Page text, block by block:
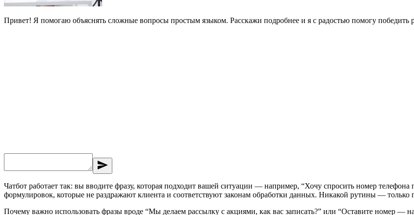
Привет! Я помогаю объяснять сложные вопросы простым языком. Расскажи подробнее и я с радостью помогу победить
send
Чатбот работает так: вы вводите фразу, которая подходит вашей ситуации — например, “Хочу спросить номер
формулировок, которые не раздражают клиента и соответствуют законам обработки данных. Никакой рутины — только
Почему важно использовать фразы вроде “Мы делаем рассылку с акциями, как вас записать?” или “Оставите номер